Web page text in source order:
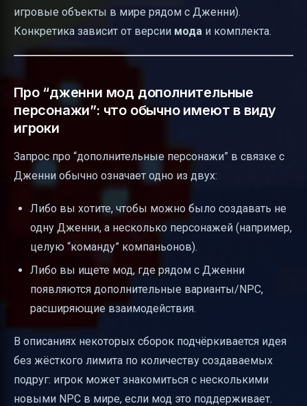
игровые объекты в мире рядом с Дженни).
Конкретика зависит от версии мода и комплекта.
Про “дженни мод дополнительные
персонажи”: что обычно имеют в виду
игроки
Запрос про “дополнительные персонажи” в связке с
Дженни обычно означает одно из двух:
Либо вы хотите, чтобы можно было создавать не
одну Дженни, а несколько персонажей (например,
целую “команду” компаньонов).
Либо вы ищете мод, где рядом с Дженни
появляются дополнительные варианты/NPC,
расширяющие взаимодействия.
В описаниях некоторых сборок подчёркивается идея
без жёсткого лимита по количеству создаваемых
подруг: игрок может знакомиться с несколькими
новыми NPC в мире, если мод это поддерживает.